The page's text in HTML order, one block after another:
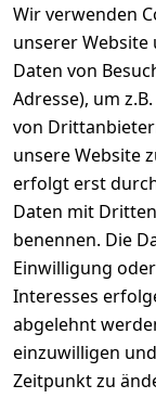
5
4
3
2
1
Es hat noch
Wir verwenden
unserer
Daten von
Adresse), um
von
unsere Website
erfolgt erst
Daten mit
benennen. Die
Einwilligung
Interesses
abgelehnt
einzuwilligen
Zeitpunkt zu